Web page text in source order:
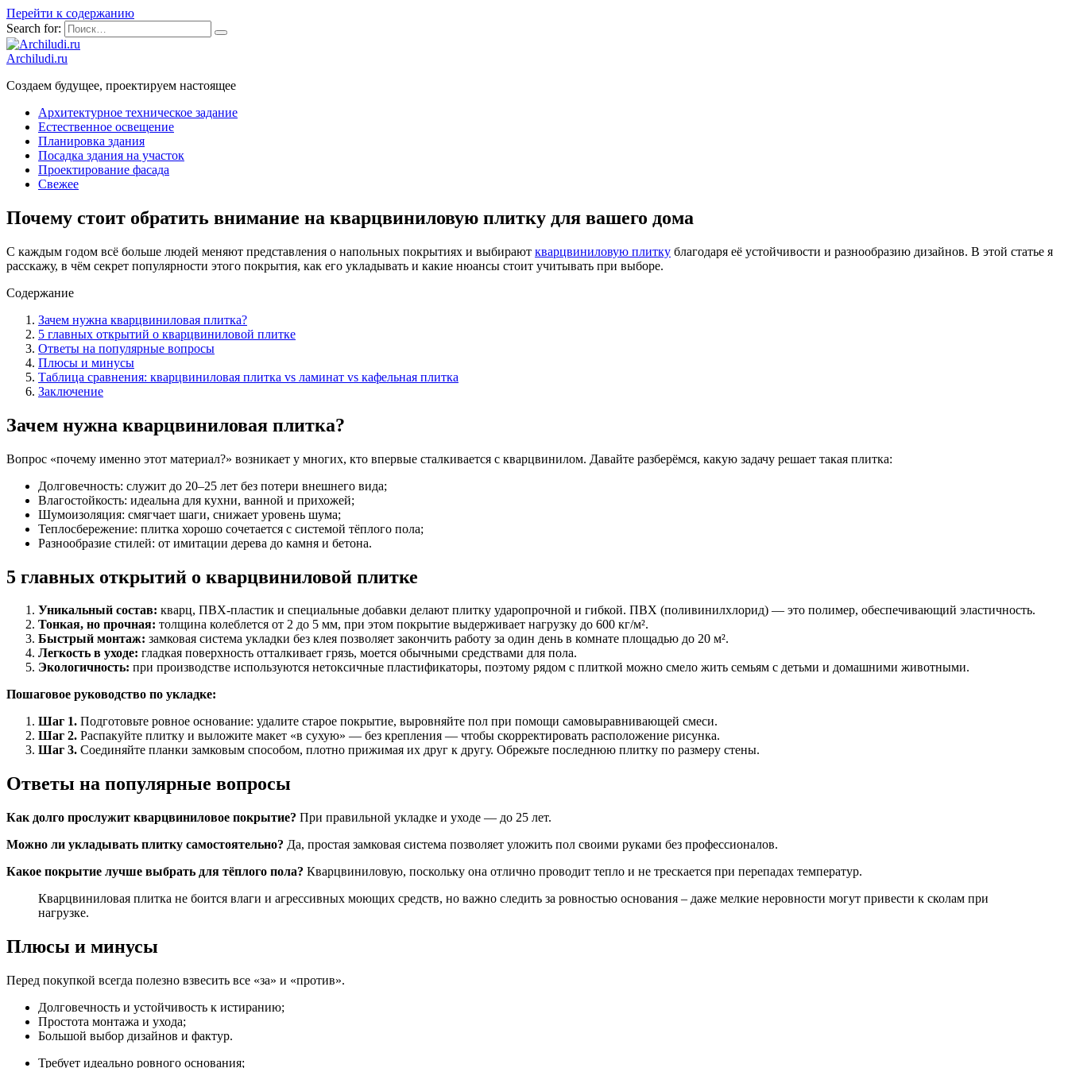
Перейти к содержанию
Search for:
Archiludi.ru
Создаем будущее, проектируем настоящее
Архитектурное техническое задание
Естественное освещение
Планировка здания
Посадка здания на участок
Проектирование фасада
Свежее
Почему стоит обратить внимание на кварцвиниловую плитку для вашего дома
С каждым годом всё больше людей меняют представления о напольных покрытиях и выбирают кварцвиниловую плитку благодаря её устойчивости и разнообразию дизайнов. В этой статье я
расскажу, в чём секрет популярности этого покрытия, как его укладывать и какие нюансы стоит учитывать при выборе.
Содержание
Зачем нужна кварцвиниловая плитка?
5 главных открытий о кварцвиниловой плитке
Ответы на популярные вопросы
Плюсы и минусы
Таблица сравнения: кварцвиниловая плитка vs ламинат vs кафельная плитка
Заключение
Зачем нужна кварцвиниловая плитка?
Вопрос «почему именно этот материал?» возникает у многих, кто впервые сталкивается с кварцвинилом. Давайте разберёмся, какую задачу решает такая плитка:
Долговечность: служит до 20–25 лет без потери внешнего вида;
Влагостойкость: идеальна для кухни, ванной и прихожей;
Шумоизоляция: смягчает шаги, снижает уровень шума;
Теплосбережение: плитка хорошо сочетается с системой тёплого пола;
Разнообразие стилей: от имитации дерева до камня и бетона.
5 главных открытий о кварцвиниловой плитке
Уникальный состав: кварц, ПВХ-пластик и специальные добавки делают плитку ударопрочной и гибкой. ПВХ (поливинилхлорид) — это полимер, обеспечивающий эластичность.
Тонкая, но прочная: толщина колеблется от 2 до 5 мм, при этом покрытие выдерживает нагрузку до 600 кг/м².
Быстрый монтаж: замковая система укладки без клея позволяет закончить работу за один день в комнате площадью до 20 м².
Легкость в уходе: гладкая поверхность отталкивает грязь, моется обычными средствами для пола.
Экологичность: при производстве используются нетоксичные пластификаторы, поэтому рядом с плиткой можно смело жить семьям с детьми и домашними животными.
Пошаговое руководство по укладке:
Шаг 1. Подготовьте ровное основание: удалите старое покрытие, выровняйте пол при помощи самовыравнивающей смеси.
Шаг 2. Распакуйте плитку и выложите макет «в сухую» — без крепления — чтобы скорректировать расположение рисунка.
Шаг 3. Соединяйте планки замковым способом, плотно прижимая их друг к другу. Обрежьте последнюю плитку по размеру стены.
Ответы на популярные вопросы
Как долго прослужит кварцвиниловое покрытие? При правильной укладке и уходе — до 25 лет.
Можно ли укладывать плитку самостоятельно? Да, простая замковая система позволяет уложить пол своими руками без профессионалов.
Какое покрытие лучше выбрать для тёплого пола? Кварцвиниловую, поскольку она отлично проводит тепло и не трескается при перепадах температур.
Кварцвиниловая плитка не боится влаги и агрессивных моющих средств, но важно следить за ровностью основания – даже мелкие неровности могут привести к сколам при
нагрузке.
Плюсы и минусы
Перед покупкой всегда полезно взвесить все «за» и «против».
Долговечность и устойчивость к истиранию;
Простота монтажа и ухода;
Большой выбор дизайнов и фактур.
Требует идеально ровного основания;